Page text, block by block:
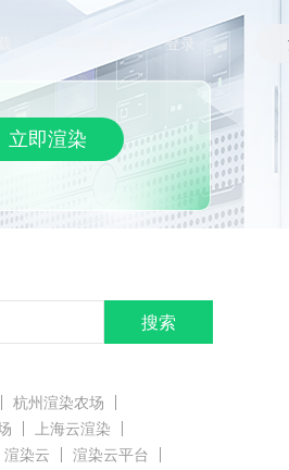
登录
立即渲染
搜索
杭州渲染农场
上海云渲染
渲染云
渲染云平台